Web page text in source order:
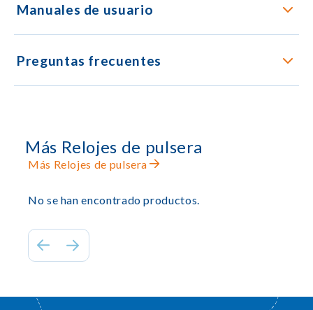
Manuales de usuario
Preguntas frecuentes
Más Relojes de pulsera
Más Relojes de pulsera
No se han encontrado productos.